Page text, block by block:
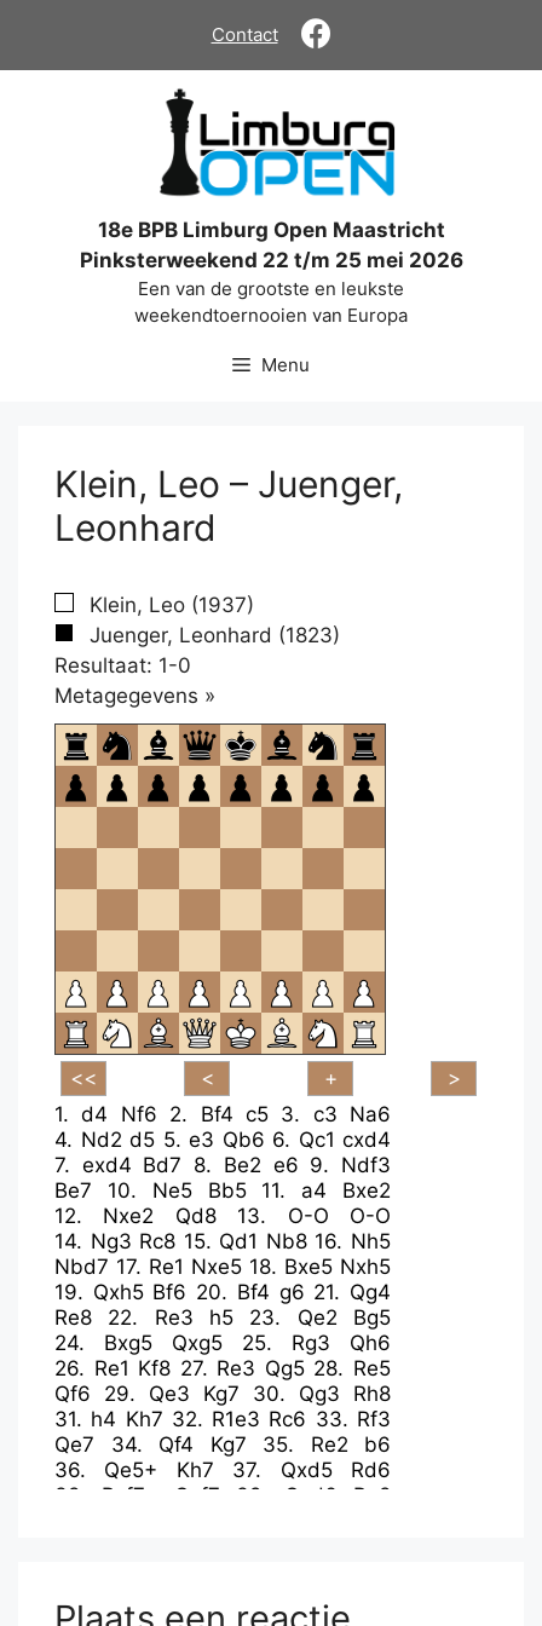
de
Contact
18e BPB Limburg Open Maastricht
Pinksterweekend 22 t/m 25 mei 2026
Een van de grootste en leukste
weekendtoernooien van Europa
Menu
Klein, Leo – Juenger,
Leonhard
Klein, Leo (1937)
Juenger, Leonhard (1823)
Resultaat: 1-0
Metagegevens »
om
te
openen.
1.d4 Nf6 2. Bf4 c5 3. c3 Na6
4. Nd2 d5 5. e3 Qb6 6. Qc1 cxd4
7. exd4 Bd7 8. Be2 e6 9. Ndf3
Be7
10. Ne5 Bb5 11. a4
Bxe2
12. Nxe2 Qd8 13. O-O
O-O
14. Ng3 Rc8 15. Qd1 Nb8 16. Nh5
Nbd7 17. Re1 Nxe5 18. Bxe5 Nxh5
19. Qxh5 Bf6 20. Bf4 g6 21. Qg4
Re8
22. Re3 h5 23. Qe2
Bg5
24. Bxg5 Qxg5 25. Rg3
Qh6
26. Re1 Kf8 27. Re3 Qg5 28. Re5
Qf6
29. Qe3 Kg7 30. Qg3
Rh8
31. h4 Kh7 32. R1e3 Rc6 33. Rf3
Qe7
34. Qf4 Kg7 35. Re2
b6
36. Qe5+ Kh7 37. Qxd5
Rd6
38. Rxf7+ Qxf7 39. Qxd6
Re8